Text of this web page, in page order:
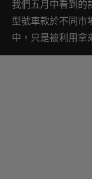
我們五月中看到的
型號車款於不同市
中，只是被利用拿